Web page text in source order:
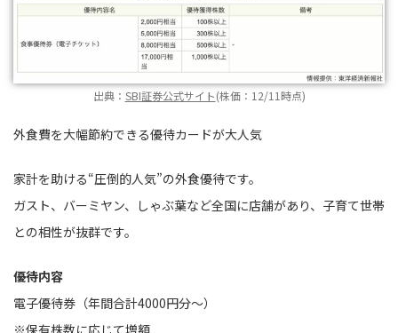
出典： SBI証券公式サイト(株価：12/11時点)
外食費を大幅節約できる優待カードが大人気
家計を助ける“圧倒的人気”の外食優待です。
ガスト、バーミヤン、しゃぶ葉など全国に店舗があり、子育て世帯
との相性が抜群です。
優待内容
電子優待券（年間合計4000円分〜）